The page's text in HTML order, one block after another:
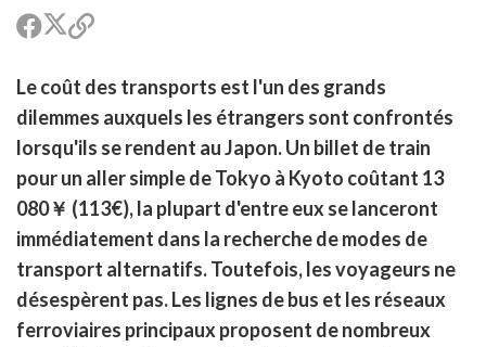
PartagerPartager
sur
Copier
pour
partager
Le coût des transports est l'un des grands
dilemmes auxquels les étrangers sont confrontés
lorsqu'ils se rendent au Japon. Un billet de train
pour un aller simple de Tokyo à Kyoto coûtant 13
080￥ (113€), la plupart d'entre eux se lanceront
immédiatement dans la recherche de modes de
transport alternatifs. Toutefois, les voyageurs ne
désespèrent pas. Les lignes de bus et les réseaux
ferroviaires principaux proposent de nombreux